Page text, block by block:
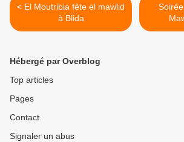
< El Moutribia fête el mawlid
à Blida
Hébergé par Overblog
Top articles
Pages
Contact
Signaler un abus